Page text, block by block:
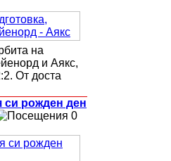
на
и Аякс,
От доста
си рожден ден
0